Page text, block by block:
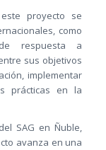
proyecto se
como
de respuesta a
sus objetivos
implementar
prácticas en la
SAG en Ñuble,
avanza en una